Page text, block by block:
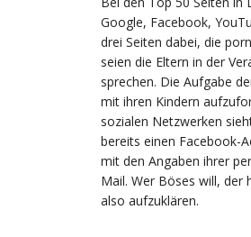
Google, Facebook,
drei Seiten dabei, die
seien die Eltern in der
sprechen. Die Aufgabe
mit ihren Kindern
sozialen Netzwerken
bereits einen Facebook-
mit den Angaben ihrer
Mail. Wer Böses will, der
also aufzuklären.